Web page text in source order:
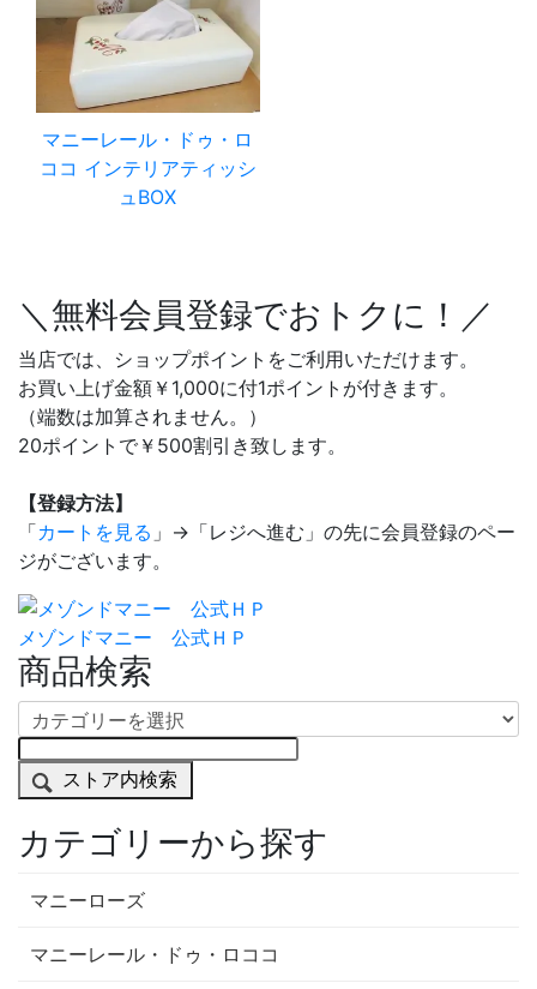
マニーレール・ドゥ・ロ
ココ インテリアティッシ
ュBOX
＼無料会員登録でおトクに！／
当店では、ショップポイントをご利用いただけます。
お買い上げ金額￥1,000に付1ポイントが付きます。
（端数は加算されません。）
20ポイントで￥500割引き致します。
【登録方法】
「カートを見る 」→「レジへ進む」の先に会員登録のペー
ジがございます。
メゾンドマニー 公式ＨＰ
商品検索
ストア内検索
カテゴリーから探す
マニーローズ
マニーレール・ドゥ・ロココ